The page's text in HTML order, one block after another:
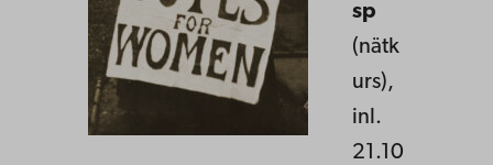
sp
(nätk
urs),
inl.
21.10